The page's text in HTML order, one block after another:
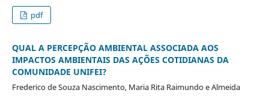
pdf
QUAL A PERCEPÇÃO AMBIENTAL ASSOCIADA AOS
IMPACTOS AMBIENTAIS DAS AÇÕES COTIDIANAS DA
COMUNIDADE UNIFEI?
Frederico de Souza Nascimento, Maria Rita Raimundo e Almeida